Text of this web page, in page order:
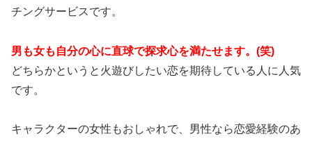
チングサービスです。
男も女も自分の心に直球で探求心を満たせます。(笑)
どちらかというと火遊びしたい恋を期待している人に人気
です。
キャラクターの女性もおしゃれで、男性なら恋愛経験のあ